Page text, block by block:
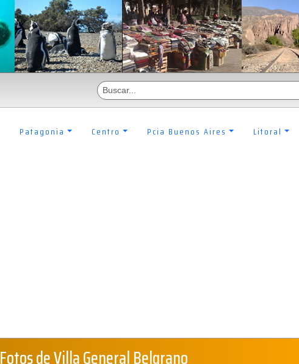
Patagonia Centro Pcia Buenos Aires Litoral
Fotos de Villa General Belgrano